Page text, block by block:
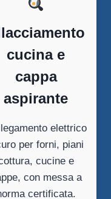
cucina e
cappa
aspirante
elettrico
per forni, piani
cucine e
con messa a
certificata.